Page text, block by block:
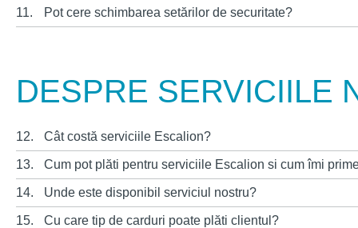
11. Pot cere schimbarea setărilor de securitate?
DESPRE SERVICIILE
12. Cât costă serviciile Escalion?
13. Cum pot plăti pentru serviciile Escalion si cum îmi
14. Unde este disponibil serviciul nostru?
15. Cu care tip de carduri poate plăti clientul?